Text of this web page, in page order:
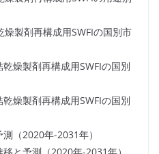
製剤再構成用SWFIの国別市
燥製剤再構成用SWFIの国別
燥製剤再構成用SWFIの国別
（2020年-2031年）